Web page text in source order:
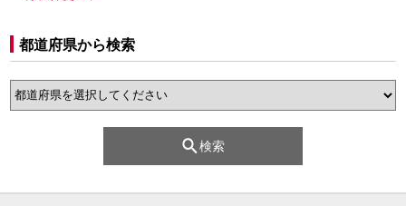
都道府県から検索
検索